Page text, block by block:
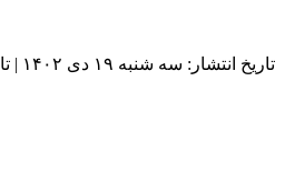
تاریخ انتشار: سه شنبه ۱۹ دی ۱۴۰۲ |